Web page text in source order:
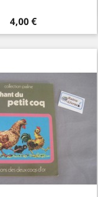
Prix
4,00 €